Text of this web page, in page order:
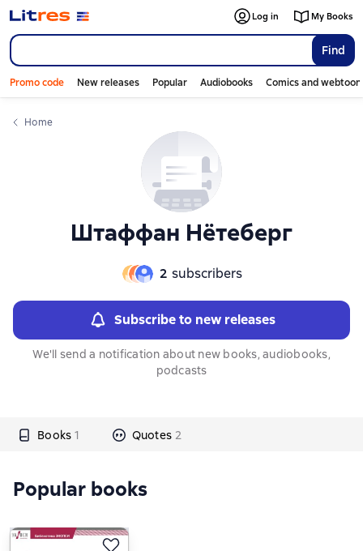
Find
Log in My Books
Promo code New releases Popular Audiobooks Comics and
Home
Штаффан Нётеберг
2 subscribers
Subscribe to new releases
We'll send a notification about new books, audiobooks,
podcasts
Books 1 Quotes 2
Слайдер с книгами
Popular books